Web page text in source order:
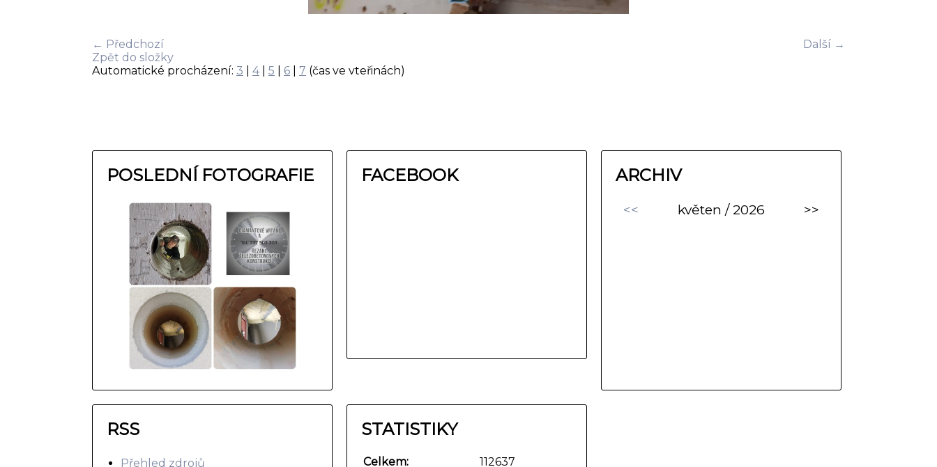
← Předchozí
Další →
Zpět do složky
Automatické procházení: 3 4| 5 6 7 (čas ve vteřinách)
POSLEDNÍ FOTOGRAFIE FACEBOOK ARCHIV
<< květen / 2026 >>
RSS
Přehled zdrojů
STATISTIKY
Celkem: 112637